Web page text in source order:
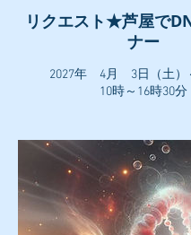
リクエスト★芦屋で
ナー
2027年 4月 3日（土）
10時～16時30分